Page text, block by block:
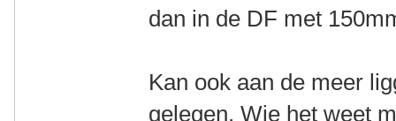
dan in de DF met
Kan ook aan de meer
gelegen. Wie het weet